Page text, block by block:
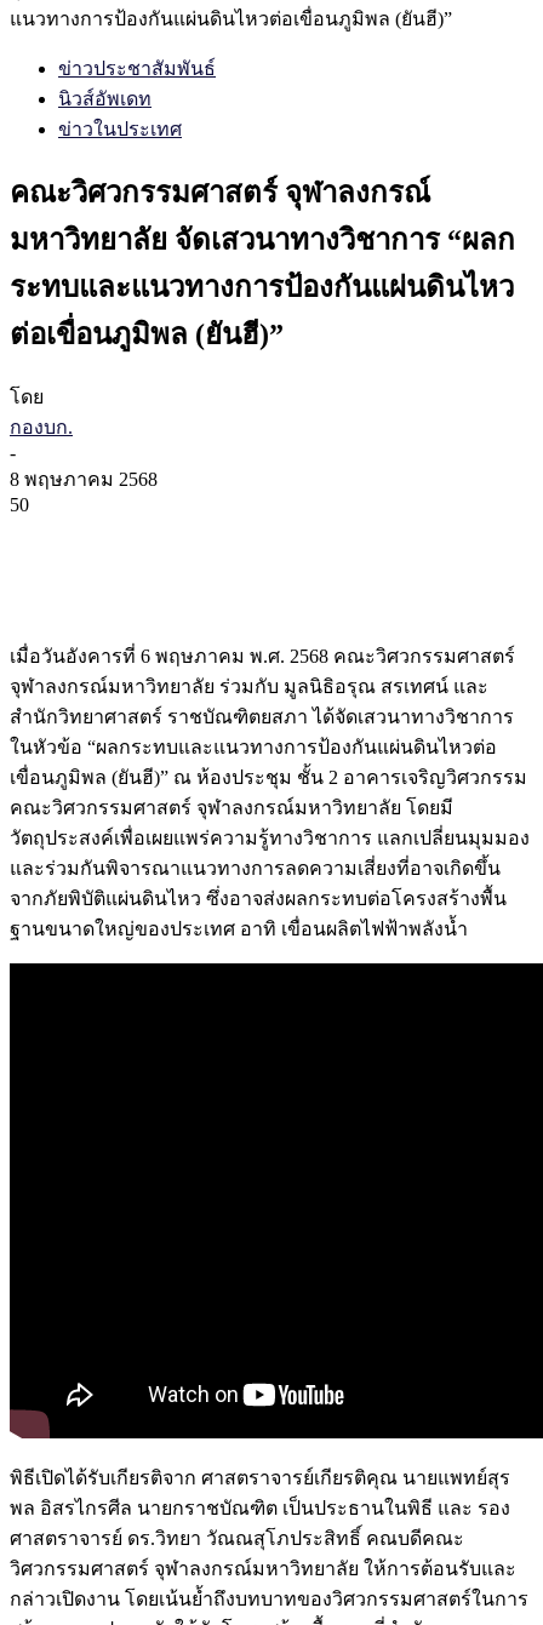
แนวทางการป้องกันแผ่นดินไหวต่อเขื่อนภูมิพล (ยันฮี)”
ข่าวประชาสัมพันธ์
นิวส์อัพเดท
ข่าวในประเทศ
คณะวิศวกรรมศาสตร์ จุฬาลงกรณ์
มหาวิทยาลัย จัดเสวนาทางวิชาการ “ผลก
ระทบและแนวทางการป้องกันแผ่นดินไหว
ต่อเขื่อนภูมิพล (ยันฮี)”
โดย
กองบก.
-
8 พฤษภาคม 2568
50
เมื่อวันอังคารที่ 6 พฤษภาคม พ.ศ. 2568 คณะวิศวกรรมศาสตร์
จุฬาลงกรณ์มหาวิทยาลัย ร่วมกับ มูลนิธิอรุณ สรเทศน์ และ
สำนักวิทยาศาสตร์ ราชบัณฑิตยสภา ได้จัดเสวนาทางวิชาการ
ในหัวข้อ “ผลกระทบและแนวทางการป้องกันแผ่นดินไหวต่อ
เขื่อนภูมิพล (ยันฮี)” ณ ห้องประชุม ชั้น 2 อาคารเจริญวิศวกรรม
คณะวิศวกรรมศาสตร์ จุฬาลงกรณ์มหาวิทยาลัย โดยมี
วัตถุประสงค์เพื่อเผยแพร่ความรู้ทางวิชาการ แลกเปลี่ยนมุมมอง
และร่วมกันพิจารณาแนวทางการลดความเสี่ยงที่อาจเกิดขึ้น
จากภัยพิบัติแผ่นดินไหว ซึ่งอาจส่งผลกระทบต่อโครงสร้างพื้น
ฐานขนาดใหญ่ของประเทศ อาทิ เขื่อนผลิตไฟฟ้าพลังน้ำ
พิธีเปิดได้รับเกียรติจาก ศาสตราจารย์เกียรติคุณ นายแพทย์สุร
พล อิสรไกรศีล นายกราชบัณฑิต เป็นประธานในพิธี และ รอง
ศาสตราจารย์ ดร.วิทยา วัณณสุโภประสิทธิ์ คณบดีคณะ
วิศวกรรมศาสตร์ จุฬาลงกรณ์มหาวิทยาลัย ให้การต้อนรับและ
กล่าวเปิดงาน โดยเน้นย้ำถึงบทบาทของวิศวกรรมศาสตร์ในการ